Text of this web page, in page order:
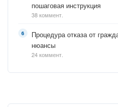
пошаговая инструкция
38 коммент.
Процедура отказа от
нюансы
24 коммент.